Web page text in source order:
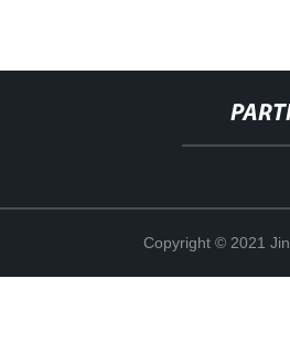
Copyright © 2021